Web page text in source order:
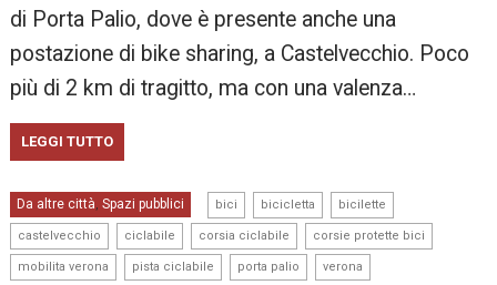
di Porta Palio, dove è presente anche una
postazione di bike sharing, a Castelvecchio. Poco
più di 2 km di tragitto, ma con una valenza…
LEGGI TUTTO
Da altre città,Spazi pubblici bici bicicletta bicilette
castelvecchio ciclabile corsia ciclabile corsie protette bici
mobilita verona pista ciclabile porta palio verona